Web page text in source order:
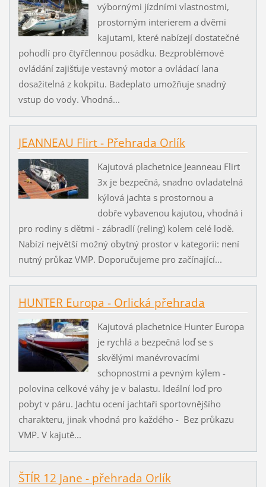
výbornými jízdními vlastnostmi,
prostorným interierem a dvěmi
kajutami, které nabízejí dostatečné
pohodlí pro čtyřčlennou posádku. Bezproblémové
ovládání zajišťuje vestavný motor a ovládací lana
dosažitelná z kokpitu. Badeplato umožňuje snadný
vstup do vody. Vhodná...
JEANNEAU Flirt - Přehrada Orlík
Kajutová plachetnice Jeanneau Flirt
3x je bezpečná, snadno ovladatelná
kýlová jachta s prostornou a
dobře vybavenou kajutou, vhodná i
pro rodiny s dětmi - zábradlí (reling) kolem celé lodě.
Nabízí největší možný obytný prostor v kategorii: není
nutný průkaz VMP. Doporučujeme pro začínající...
HUNTER Europa - Orlická přehrada
Kajutová plachetnice Hunter Europa
je rychlá a bezpečná loď se s
skvělými manévrovacími
schopnostmi a pevným kýlem -
polovina celkové váhy je v balastu. Ideální loď pro
pobyt v páru. Jachtu ocení jachtaři sportovnějšího
charakteru, jinak vhodná pro každého - Bez průkazu
VMP. V kajutě...
ŠTÍR 12 Jane - přehrada Orlík